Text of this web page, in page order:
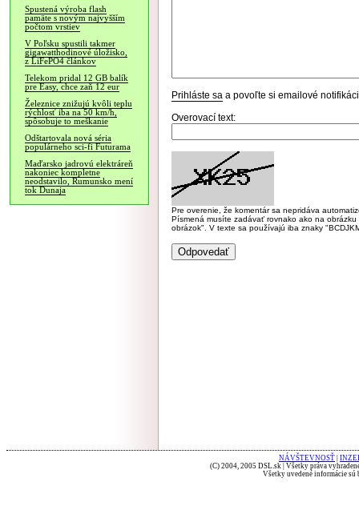
Spustená výroba flash
pamäte s novým najvyšším
počtom vrstiev
V Poľsku spustili takmer
gigawatthodinové úložisko,
z LiFePO4 článkov
Telekom pridal 12 GB balík
pre Easy, chce zaň 12 eur
Železnice znižujú kvôli teplu
rýchlosť iba na 50 km/h,
spôsobuje to meškanie
Odštartovala nová séria
populárneho sci-fi Futurama
Maďarsko jadrovú elektráreň
nakoniec kompletne
neodstavilo, Rumunsko mení
tok Dunaja
Prihláste sa a povoľte si emailové
Overovací text:
Pre overenie, že komentár sa nepridáva
Písmená musíte zadávať rovnako ako na
obrázok". V texte sa používajú iba znaky
NÁVŠTEVNOSŤ
(C) 2004, 2005 DSL.sk | Všetky práva
Všetky uvedené informácie sú